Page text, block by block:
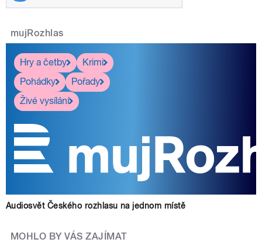
mujRozhlas
Hry a četby
Krimi
Pohádky
Pořady
Živé vysílání
Audiosvět Českého rozhlasu na jednom místě
MOHLO BY VÁS ZAJÍMAT